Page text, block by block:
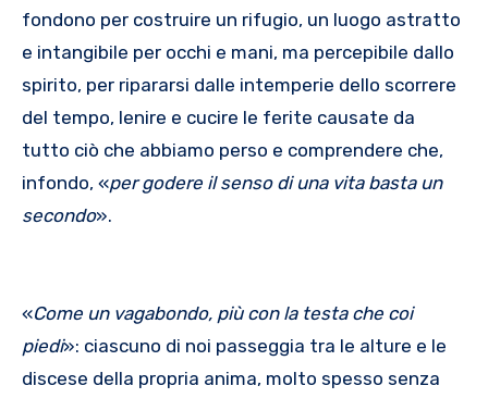
fondono per costruire un rifugio, un luogo astratto
e intangibile per occhi e mani, ma percepibile dallo
spirito, per ripararsi dalle intemperie dello scorrere
del tempo, lenire e cucire le ferite causate da
tutto ciò che abbiamo perso e comprendere che,
infondo, «per godere il senso di una vita basta un
secondo».
«Come un vagabondo, più con la testa che coi
piedi»: ciascuno di noi passeggia tra le alture e le
discese della propria anima, molto spesso senza